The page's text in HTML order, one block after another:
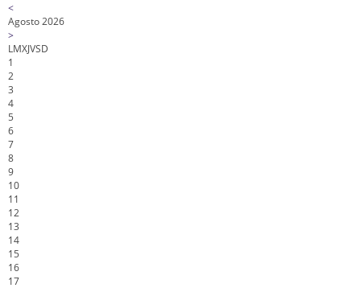
<
Agosto 2026
>
LMXJVSD
1
2
3
4
5
6
7
8
9
10
11
12
13
14
15
16
17